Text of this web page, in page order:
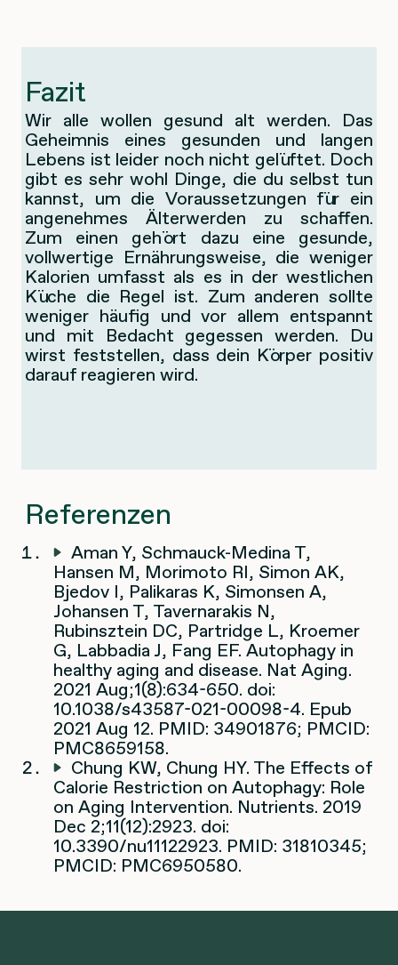
Fazit
Wir alle wollen gesund alt werden. Das
Geheimnis eines gesunden und langen
Lebens ist leider noch nicht gelüftet. Doch
gibt es sehr wohl Dinge, die du selbst tun
kannst, um die Voraussetzungen für ein
angenehmes Älterwerden zu schaffen.
Zum einen gehört dazu eine gesunde,
vollwertige Ernährungsweise, die weniger
Kalorien umfasst als es in der westlichen
Küche die Regel ist. Zum anderen sollte
weniger häufig und vor allem entspannt
und mit Bedacht gegessen werden. Du
wirst feststellen, dass dein Körper positiv
darauf reagieren wird.
Referenzen
Aman Y, Schmauck-Medina T,
Hansen M, Morimoto RI, Simon AK,
Bjedov I, Palikaras K, Simonsen A,
Johansen T, Tavernarakis N,
Rubinsztein DC, Partridge L, Kroemer
G, Labbadia J, Fang EF. Autophagy in
healthy aging and disease. Nat Aging.
2021 Aug;1(8):634-650. doi:
10.1038/s43587-021-00098-4. Epub
2021 Aug 12. PMID: 34901876; PMCID:
PMC8659158.
Chung KW, Chung HY. The Effects of
Calorie Restriction on Autophagy: Role
on Aging Intervention. Nutrients. 2019
Dec 2;11(12):2923. doi:
10.3390/nu11122923. PMID: 31810345;
PMCID: PMC6950580.